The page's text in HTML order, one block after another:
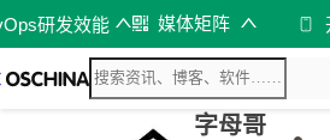
研发效能 媒体矩阵
字母哥